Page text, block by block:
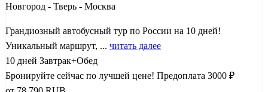
Новгород - Тверь - Москва
Грандиозный автобусный тур по России на 10 дней!
Уникальный маршрут, ... читать далее
10 дней Завтрак+Обед
Бронируйте сейчас по лучшей цене! Предоплата 3000 ₽